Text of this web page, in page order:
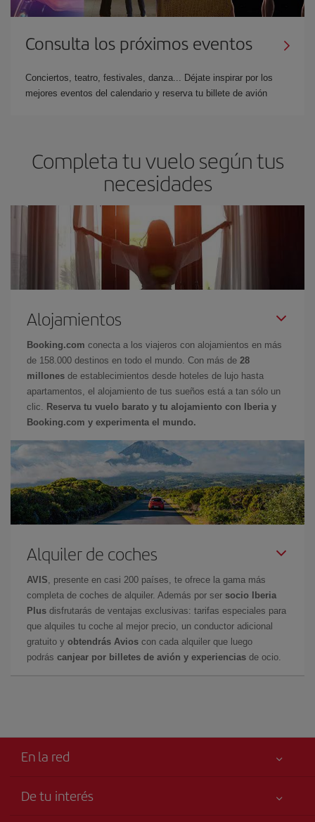
Consulta los próximos eventos
Conciertos, teatro, festivales, danza... Déjate inspirar por los
mejores eventos del calendario y reserva tu billete de avión
Completa tu vuelo según tus
necesidades
Alojamientos
Booking.com conecta a los viajeros con alojamientos en más
de 158.000 destinos en todo el mundo. Con más de 28
millones de establecimientos desde hoteles de lujo hasta
apartamentos, el alojamiento de tus sueños está a tan sólo un
clic.
Reserva tu vuelo barato y tu alojamiento con Iberia y
Booking.com y experimenta el mundo.
Alquiler de coches
AVIS , presente en casi 200 países, te ofrece la gama más
completa de coches de alquiler. Además por ser socio Iberia
Plus disfrutarás de ventajas exclusivas: tarifas especiales para
que alquiles tu coche al mejor precio, un conductor adicional
gratuito y obtendrás Avios con cada alquiler que luego
podrás canjear por billetes de avión y experiencias de ocio.
En la red
De tu interés